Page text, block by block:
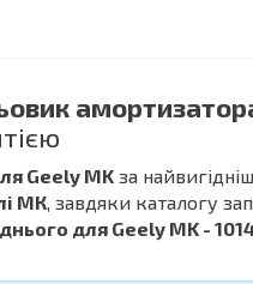
Geely MK за
МК, завдяки каталогу
для Geely MK -